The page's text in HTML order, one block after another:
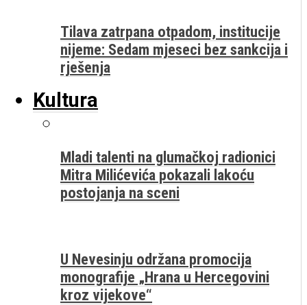
Tilava zatrpana otpadom, institucije
nijeme: Sedam mjeseci bez sankcija i
rješenja
Kultura
Mladi talenti na glumačkoj radionici
Mitra Milićevića pokazali lakoću
postojanja na sceni
U Nevesinju održana promocija
monografije „Hrana u Hercegovini
kroz vijekove“